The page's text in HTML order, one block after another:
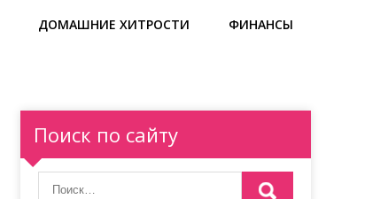
ДОМАШНИЕ ХИТРОСТИ ФИНАНСЫ
Поиск по сайту